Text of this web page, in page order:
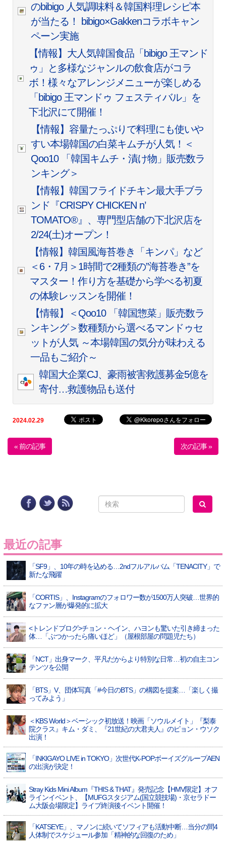
のbibigo 人気調味料＆韓国料理レシピ本
が当たる！ bibigo×Gakkenコラボキャン
ペーン実施
【情報】大人気韓国食品「bibigo 王マンド
ゥ」と多様なジャンルの飲食店がコラ
ボ！様々なアレンジメニューが楽しめる
「bibigo 王マンドゥ フェスティバル」を
下北沢にて開催！
【情報】容量たっぷりで料理にも使いや
すい本場韓国の白菜キムチが人気！＜
Qoo10 「韓国キムチ・漬け物」販売数ラ
ンキング＞
【情報】韓国フライドチキン最大手ブラ
ンド『CRISPY CHICKEN n’
TOMATO®︎』、専門型店舗の下北沢店を
2/24(土)オープン！
【情報】韓国風海苔巻き「キンパ」など
＜6・7月＞1時間で2種類の”海苔巻き”を
マスター！作り方を基礎から学べる初夏
の体験レッスンを開催！
【情報】＜Qoo10 「韓国惣菜」販売数ラ
ンキング＞数種類から選べるマンドゥセ
ットが人気 ～本場韓国の気分が味わえる
一品もご紹介～
韓国大企業CJ、豪雨被害救護募金5億を
寄付…救護物品も送付
2024.02.29
« 前の記事 次の記事 »
最近の記事
「SF9」、10年の時を込める…2ndフルアルバム「TENACITY」で
新たな飛躍
「CORTIS」、Instagramのフォロワー数が1500万人突破…世界的
なファン層が爆発的に拡大
<トレンドブログ>チョン・ヘイン、ハヨンも驚いた引き締まった
体…「ぶつかったら痛いほど」（屋根部屋の問題児たち）
「NCT」出身マーク、平凡だからより特別な日常…初の自主コン
テンツを公開
「BTS」V、団体写真「#今日のBTS」の構図を提案…「楽しく撮
ってみよう」
＜KBS World＞ベーシック初放送！映画「ソウルメイト」『梨泰
院クラス』キム・ダミ、『21世紀の大君夫人』のピョン・ウソク
出演！
「INKIGAYO LIVE in TOKYO」次世代K-POPボーイズグループAEN
の出演が決定！
Stray Kids Mini Album『THIS & THAT』発売記念【HMV限定】オフ
ラインイベント、【MUFGスタジアム(国立競技場)・京セラドー
ム大阪会場限定】ライブ終演後イベント開催！
「KATSEYE」、マノンに続いてソフィアも活動中断…当分の間4
人体制でスケジュール参加「精神的な回復のため」